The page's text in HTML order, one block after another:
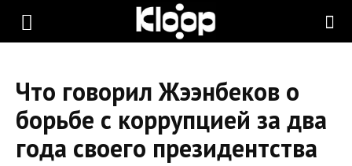
KLOOP.KG
Новости
Что говорил Жээнбеков о
борьбе с коррупцией за два
года своего президентства